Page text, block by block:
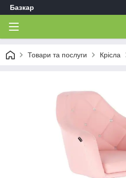
Базкар
Товари та послуги Крісла